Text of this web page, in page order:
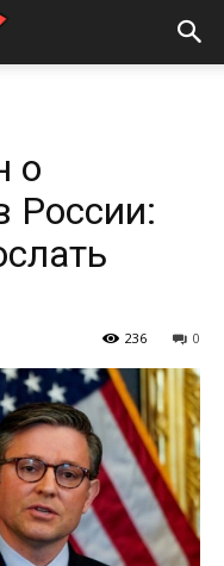
о
России:
0
236